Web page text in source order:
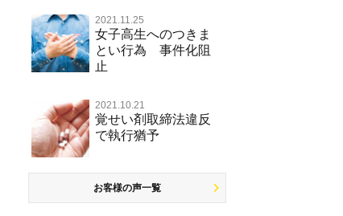
放火・失火
名誉棄損罪・侮辱
2021.11.25
女子高生へのつきま
とい行為 事件化阻
止
2021.10.21
覚せい剤取締法違反
で執行猶予
お客様の声一覧